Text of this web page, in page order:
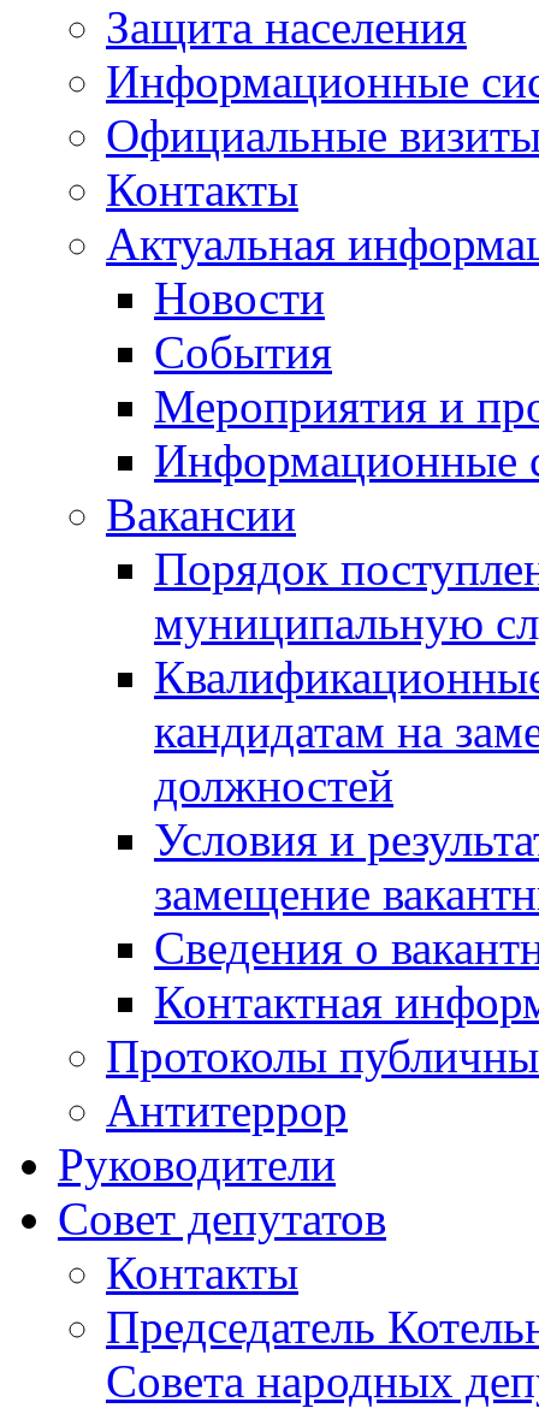
Защита населения
Информационные
Официальные
Контакты
Актуальная
Новости
События
Мероприятия и
Информационные
Вакансии
Порядок
муниципальную
кандидатам на
должностей
Условия и
замещение
Сведения о
Контактная
Протоколы
Антитеррор
Руководители
Совет депутатов
Контакты
Председатель
Совета народных